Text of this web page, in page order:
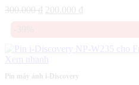
300.000₫
Giá
200.000 ₫
200.000 ₫.
Xem nhanh
Pin máy ảnh i-Discovery